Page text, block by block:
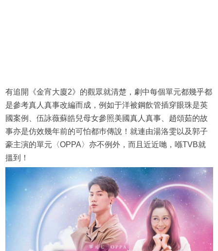
有追開《金宵大廈2》的觀眾就清楚，劇中每個單元都幾乎都
是參考真人真事改編而成，例如于洋被鋼飲管插穿眼珠是英
國案例、伍詠薇蘇皓兒母女參照美國真人真事、趙頌茹的故
事亦是仿效幾年前的可怕都巿傳說！就連由湯洛雯以及郭子
豪主演的單元〈OPPA〉亦不例外，而且近近哋，喺TVB就
搵到！